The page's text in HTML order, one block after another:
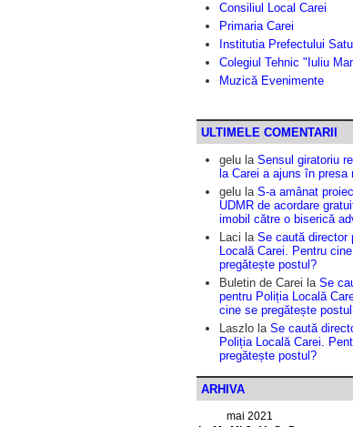
Consiliul Local Carei
Primaria Carei
Institutia Prefectului
Colegiul Tehnic "Iuliu
Muzică Evenimente
ULTIMELE COMENTARII
gelu la Sensul giratoriu
la Carei a ajuns în presa
gelu la S-a amânat
UDMR de acordare
imobil către o biserică
Laci la Se caută director
Locală Carei. Pentru
pregătește postul?
Buletin de Carei la Se
pentru Poliția Locală
cine se pregătește
Laszlo la Se caută
Poliția Locală Carei.
pregătește postul?
ARHIVA
mai 2021